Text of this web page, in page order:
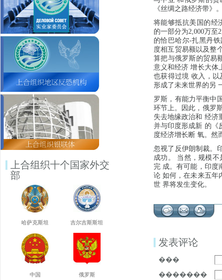
上合组织十个国家外交
部
哈萨克斯坦 吉尔吉斯斯坦
中国 俄罗斯
《丝绸之路经济带》
将能够抵抗美国的经
的一部分为2,000万至
的恰巴哈尔-扎黑丹
度相互贸易额以及整
算把与俄罗斯的贸易
意义和经济 增长大体
也获得过境 收入，
形成了未来世界的另
罗斯，有能力平衡中
环节上。因此，俄罗
失去地缘政治和 经济
并与印度形成新 的《
度经济增长断 氧。然
忽视了反伊朗制裁。
成功。 当然，规模
完 成。有可能，印度
论 如何，在未来五年
世 界将发生变化。
发表评论
���
�������